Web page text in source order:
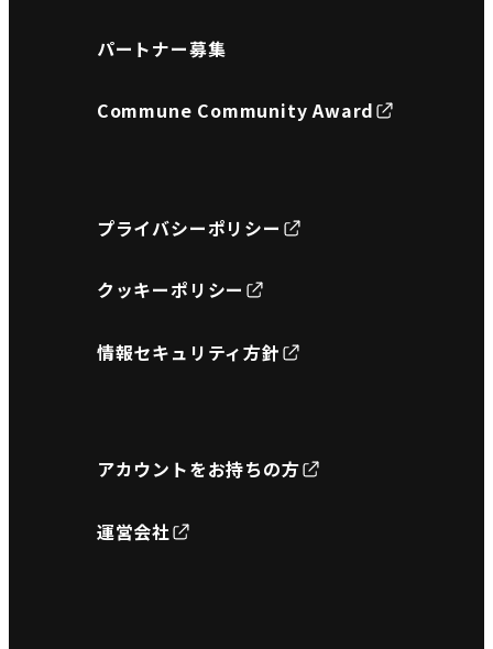
パートナー募集
Commune Community Award
プライバシーポリシー
クッキーポリシー
情報セキュリティ方針
アカウントをお持ちの方
運営会社